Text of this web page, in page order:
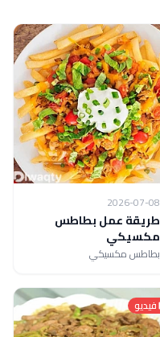
2026-07-08
طريقة عمل بطاطس
مكسيكي
بطاطس مكسيكي
فيديو